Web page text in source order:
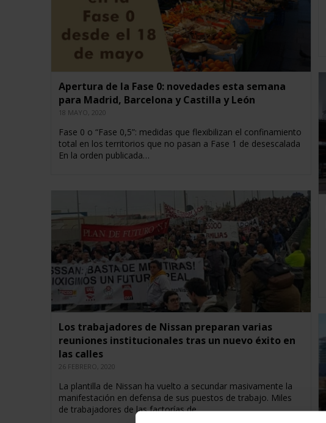
Apertura de la Fase 0: novedades esta semana
para Madrid, Barcelona y Castilla y León
18 MAYO, 2020
Fase 0 o “Fase 0,5”: medidas que flexibilizan el confinamiento
total en los territorios que no pasan a Fase 1 de desescalada
En la orden publicada…
Los trabajadores de Nissan preparan varias
reuniones institucionales tras un nuevo éxito en
las calles
26 FEBRERO, 2020
La plantilla de Nissan ha vuelto a secundar masivamente la
manifestación en defensa de sus puestos de trabajo. Miles
de trabajadores de las factorías de…